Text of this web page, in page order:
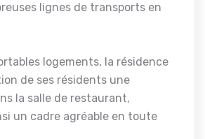
lignes de transports en
logements, la résidence
de ses résidents une
la salle de restaurant,
un cadre agréable en toute